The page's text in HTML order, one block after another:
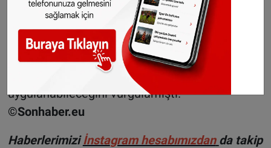
Birliği tarafından yapılan geçmişteki
açıklamalarda defalarca Schengen bölgesi
içindeki iç sınır kontrollerinin geçici olması
gerektiğini ve sadece istisnai durumlarda
uygulanabileceğini vurgulamıştı.
©Sonhaber.eu
Haberlerimizi İnstagram hesabımızdan da takip